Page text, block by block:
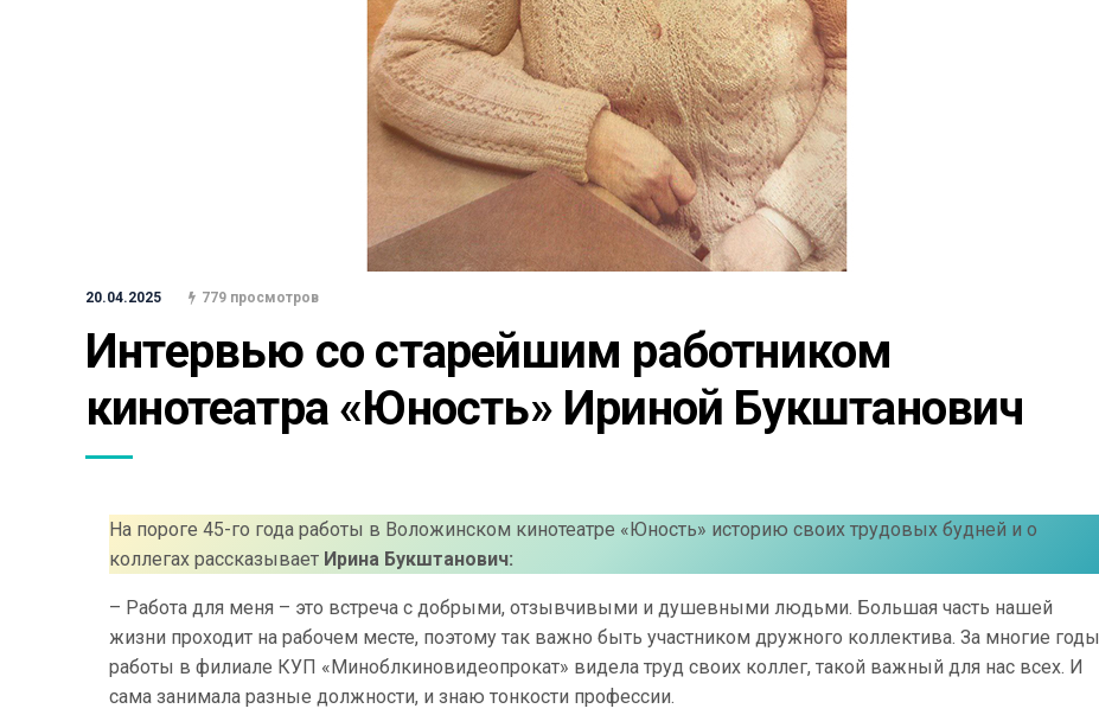
20.04.2025 779 просмотров
Интервью со старейшим работником
кинотеатра «Юность» Ириной Букштанович
На пороге 45-го года работы в Воложинском кинотеатре «Юность» историю своих трудовых будней и о
коллегах рассказывает Ирина Букштанович:
– Работа для меня – это встреча с добрыми, отзывчивыми и душевными людьми. Большая часть нашей
жизни проходит на рабочем месте, поэтому так важно быть участником дружного коллектива. За многие годы
работы в филиале КУП «Миноблкиновидеопрокат» видела труд своих коллег, такой важный для нас всех. И
сама занимала разные должности, и знаю тонкости профессии.